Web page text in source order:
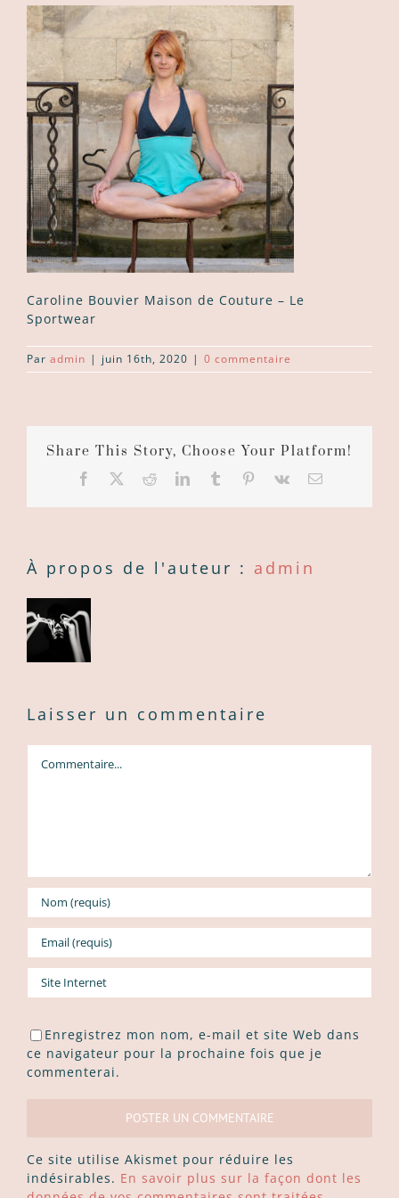
Caroline Bouvier Maison de Couture – Le
Sportwear
Par admin | juin 16th, 2020 | 0 commentaire
Share This Story, Choose Your Platform!
Facebook RedditLinkedIn
TumblrPinterest
Vk
Courriel
À propos de l'auteur : admin
Laisser un commentaire
Enregistrez mon nom, e-mail et site Web dans
ce navigateur pour la prochaine fois que je
commenterai.
Ce site utilise Akismet pour réduire les
indésirables. En savoir plus sur la façon dont les